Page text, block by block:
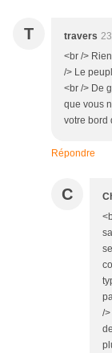
T travers
<br />
/> Le
<br /> De
que vous
votre bord
Répondre
C
/